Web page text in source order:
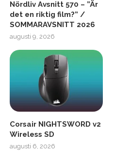
Nördliv Avsnitt 570 – ”Är
det en riktig film?” /
SOMMARAVSNITT 2026
augusti 9, 2026
Corsair NIGHTSWORD v2
Wireless SD
augusti 6, 2026